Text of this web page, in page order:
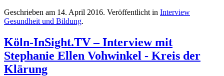
Geschrieben am 14. April 2016. Veröffentlicht in Interview
Gesundheit und Bildung.
Köln-InSight.TV – Interview mit
Stephanie Ellen Vohwinkel - Kreis der
Klärung